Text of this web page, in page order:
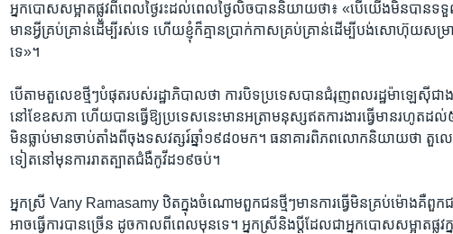
អ្នកបោស​សម្អាតផ្លូវ​ពីពេល​ថ្ងៃ​រះ​ដល់ពេលថ្ងៃ​លិចបាននិយាយថា៖ «បើយើងមិន​បាន​ទទួល​
មាន​អ្វី​គ្រប់គ្រាន់​ដើម្បី​រស់​ទេ​ ហើយ​ខ្ញុំ​ក៏គ្មាន​ប្រាក់កាស​គ្រប់គ្រាន់​ដើម្បី​បង់​សោហ៊ុយ​សម្រ
ទេ»។
បើ​តាម​តួលេខថ្មី​ៗ​បំផុត​របស់​រដ្ឋាភិបាលថា​ ការបិទប្រទេស​បានជំរុញ​ពលរដ្ឋម៉ាឡេស៊ី​ជាង​បី​
នៅខែ​ឧសភា ហើយបាន​ធ្វើ​ឱ្យ​ប្រទេស​នេះមានអត្រាមនុស្ស​ឥត​ការងារ​ធ្វើមាន​រហូត​ដ
មិនធ្លាប់​មានចាប់តាំងពីចុង​ទសវត្សរ៍​ឆ្នាំ​១៩៨០​មក។ ធនាគារ​ពិភពលោកនិយាយថា​ តួល
ទៀតនៅមុនការរាតត្បាត​ជំងឺ​កូវីដ១៩ចប់។​
អ្នក​ស្រី​ Vany Ramasamy ឋិត​ក្នុង​ចំណោម​ពួក​ជនថ្មីៗមាន​ការធ្វើមិន​គ្រប់ម៉ោងគឺ​ពួកជន​
អាច​ធ្វើការ​បានច្រើន ​ដូច​កាល​ពី​ពេលមុន​ទេ។ អ្នក​ស្រី​និងប្តី​ដែល​ជា​អ្នក​បោស​សម្អាត​ផ្លួវក្